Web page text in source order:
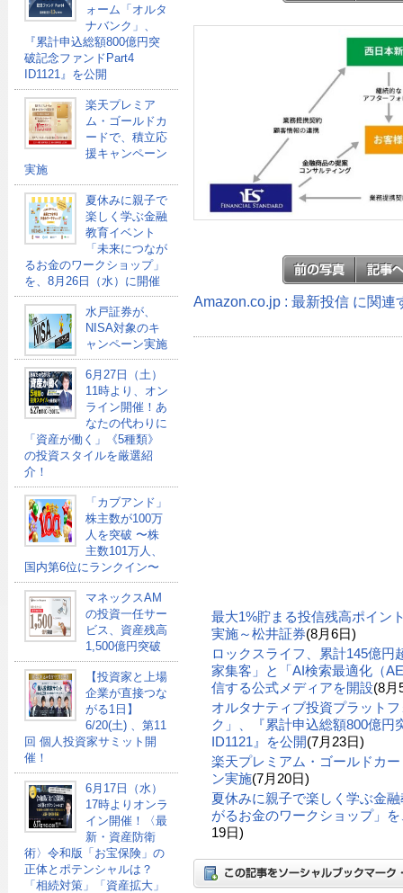
ォーム「オルタ
ナバンク」、
『累計申込総額800億円突
破記念ファンドPart4
ID1121』を公開
楽天プレミア
ム・ゴールドカ
ードで、積立応
援キャンペーン
実施
夏休みに親子で
楽しく学ぶ金融
教育イベント
「未来につなが
るお金のワークショップ」
を、8月26日（水）に開催
水戸証券が、
NISA対象のキ
ャンペーン実施
6月27日（土）
11時より、オン
ライン開催！あ
なたの代わりに
「資産が働く」《5種類》
の投資スタイルを厳選紹
介！
「カブアンド」
株主数が100万
人を突破 〜株
主数101万人、
国内第6位にランクイン〜
マネックスAM
の投資一任サー
ビス、資産残高
1,500億円突破
【投資家と上場
企業が直接つな
がる1日】
6/20(土) 、第11
回 個人投資家サミット開
催！
6月17日（水）
17時よりオンラ
イン開催！〈最
新・資産防衛
術〉令和版「お宝保険」の
正体とポテンシャルは？
「相続対策」「資産拡大」
Amazon.co.jp : 最新投信 に関連
最大1%貯まる投信残高ポイン
実施～松井証券(8月6日)
ロックスライフ、累計145億円
家集客」と「AI検索最適化（
信する公式メディアを開設(8月
オルタナティブ投資プラット
ク」、『累計申込総額800億円
ID1121』を公開(7月23日)
楽天プレミアム・ゴールドカ
ン実施(7月20日)
夏休みに親子で楽しく学ぶ金
がるお金のワークショップ」
19日)